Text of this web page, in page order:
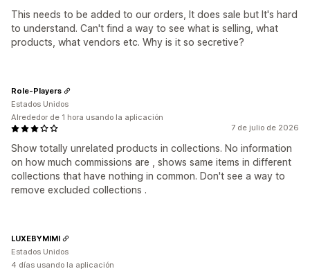
This needs to be added to our orders, It does sale but It's hard
to understand. Can't find a way to see what is selling, what
products, what vendors etc. Why is it so secretive?
7 de julio de 2026
Show totally unrelated products in collections. No information
on how much commissions are , shows same items in different
collections that have nothing in common. Don't see a way to
remove excluded collections .
Role-Players
Estados Unidos
Alrededor de 1 hora usando la aplicación
LUXEBYMIMI
Estados Unidos
4 días usando la aplicación